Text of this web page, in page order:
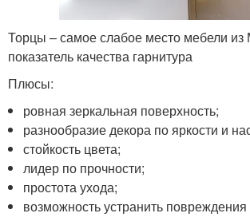
Торцы – самое слабое место мебели
показатель качества гарнитура
Плюсы:
ровная зеркальная поверхность;
разнообразие декора по яркости и
стойкость цвета;
лидер по прочности;
простота ухода;
возможность устранить